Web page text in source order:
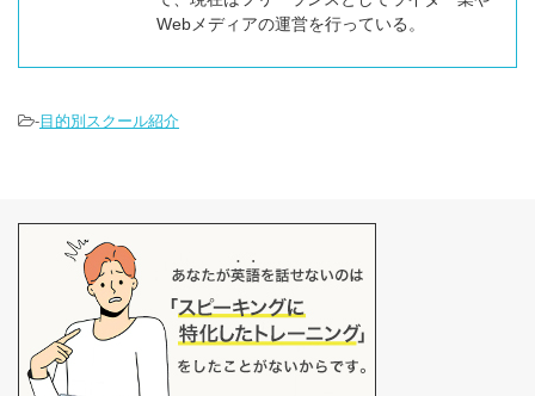
Webメディアの運営を行っている。
-目的別スクール紹介